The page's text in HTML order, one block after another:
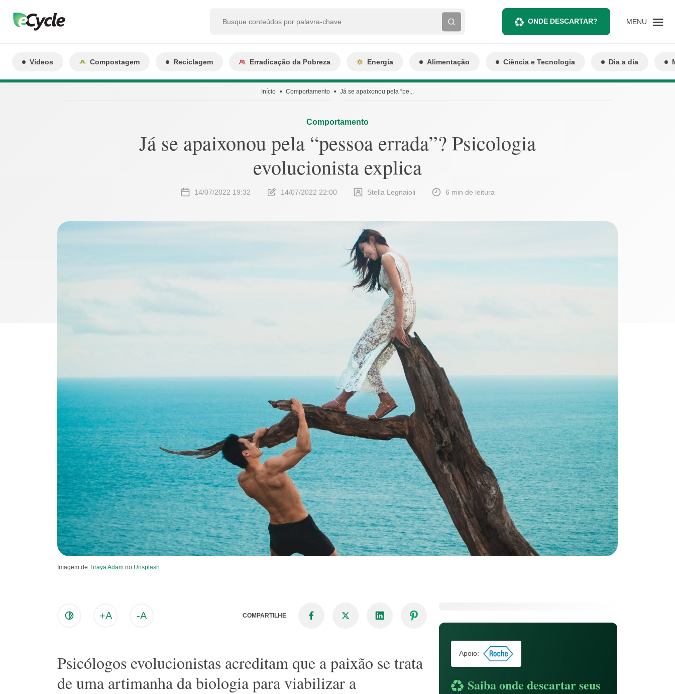
ONDE DESCARTAR? MENU
Vídeos Compostagem Reciclagem Erradicação da Pobreza Energia Alimentação Ciência e Tecnologia Dia a dia
Início Comportamento Já se apaixonou pela “pe...
Comportamento
Já se apaixonou pela “pessoa errada”? Psicologia
evolucionista explica
14/07/2022 19:32 14/07/2022 22:00 Stella Legnaioli 6 min de leitura
Imagem de Tiraya Adam no Unsplash
+A -A COMPARTILHE
Psicólogos evolucionistas acreditam que a paixão se trata
de uma artimanha da biologia para viabilizar a
Apoio:
Saiba onde descartar seus